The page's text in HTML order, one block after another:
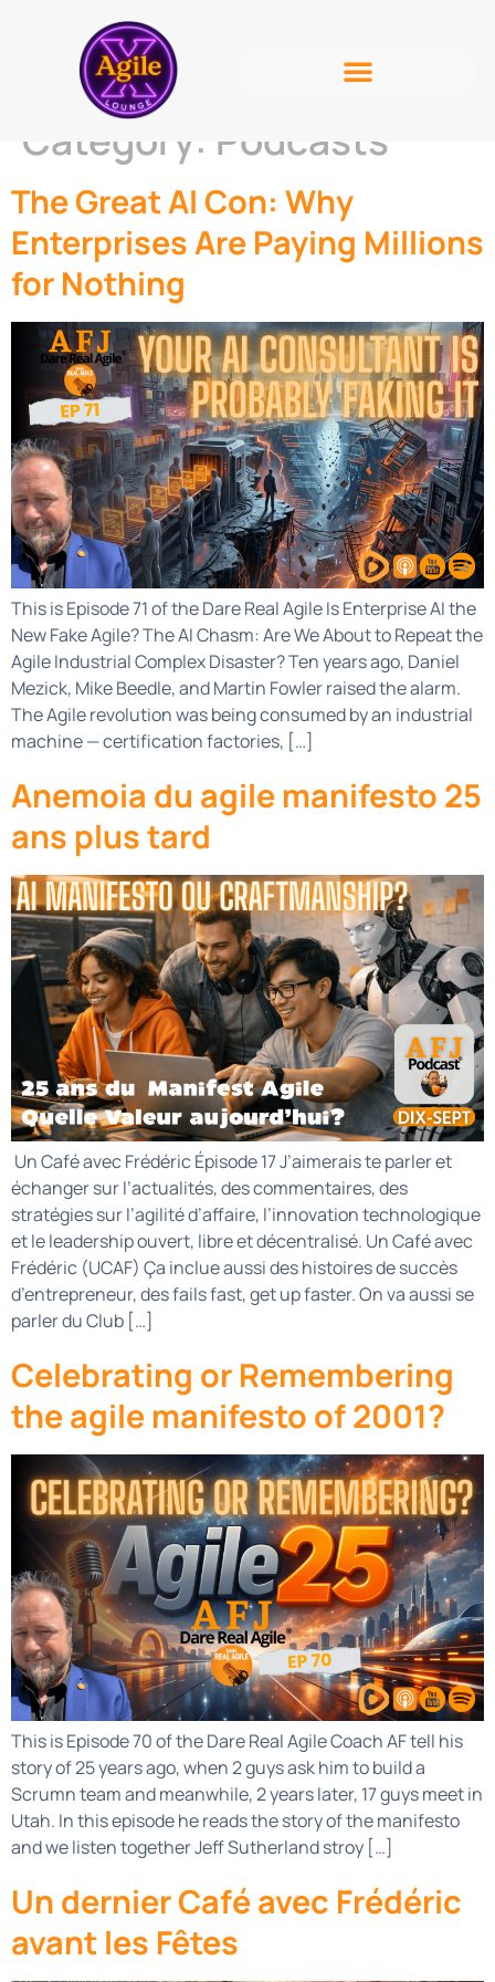
Category: Podcasts
The Great AI Con: Why
Enterprises Are Paying Millions
for Nothing
This is Episode 71 of the Dare Real Agile Is Enterprise AI the
New Fake Agile? The AI Chasm: Are We About to Repeat the
Agile Industrial Complex Disaster? Ten years ago, Daniel
Mezick, Mike Beedle, and Martin Fowler raised the alarm.
The Agile revolution was being consumed by an industrial
machine — certification factories, […]
Anemoia du agile manifesto 25
ans plus tard
Un Café avec Frédéric Épisode 17 J’aimerais te parler et
échanger sur l’actualités, des commentaires, des
stratégies sur l’agilité d’affaire, l’innovation technologique
et le leadership ouvert, libre et décentralisé. Un Café avec
Frédéric (UCAF) Ça inclue aussi des histoires de succès
d’entrepreneur, des fails fast, get up faster. On va aussi se
parler du Club […]
Celebrating or Remembering
the agile manifesto of 2001?
This is Episode 70 of the Dare Real Agile Coach AF tell his
story of 25 years ago, when 2 guys ask him to build a
Scrumn team and meanwhile, 2 years later, 17 guys meet in
Utah. In this episode he reads the story of the manifesto
and we listen together Jeff Sutherland stroy […]
Un dernier Café avec Frédéric
avant les Fêtes